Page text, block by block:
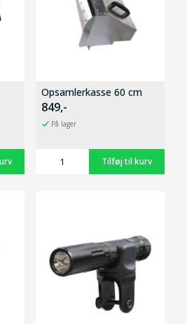
Opsamlerkasse 60 cm
849,-
På lager